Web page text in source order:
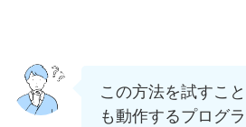
この方法を試すこ
も動作するプログ